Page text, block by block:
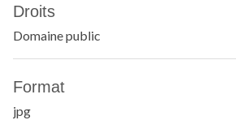
Droits
Domaine public
Format
jpg